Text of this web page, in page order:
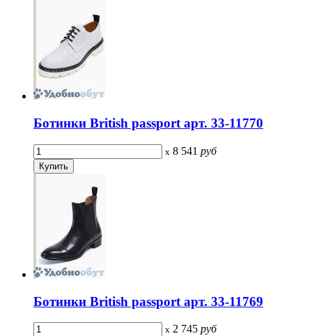
Ботинки British passport арт. 33-11770
x 8 541 руб
Ботинки British passport арт. 33-11769
x 2 745 руб